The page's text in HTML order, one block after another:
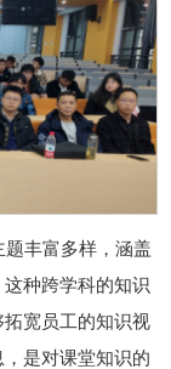
丰富多样，涵盖
种跨学科的知识
宽员工的知识视
是对课堂知识的